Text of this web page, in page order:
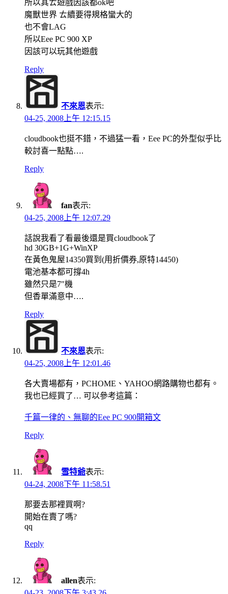
所以其ㄊ遊戲因該都ok吧
魔獸世界 ㄊ續要得規格蠻大的
也不會LAG
所以Eee PC 900 XP
因該可以玩其他遊戲
Reply
不來恩表示:
04-25, 2008上午 12:15.15
cloudbook也挺不錯，不過猛一看，Eee PC的外型似乎比
較討喜一點點….
Reply
fan表示:
04-25, 2008上午 12:07.29
話說我看了看最後還是買cloudbook了
hd 30GB+1G+WinXP
在黃色鬼屋14350買到(用折價券,原特14450)
電池基本都可撐4h
雖然只是7″機
但香單滿意中….
Reply
不來恩表示:
04-25, 2008上午 12:01.46
各大賣場都有，PCHOME、YAHOO網路購物也都有。
我也已經買了… 可以參考這篇：
千篇一律的、無聊的Eee PC 900開箱文
Reply
雪特爺表示:
04-24, 2008下午 11:58.51
那要去那裡買啊?
開始在賣了嗎?
qq
Reply
allen表示: